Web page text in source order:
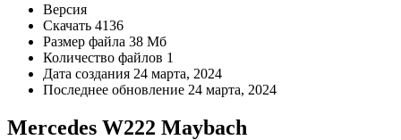
Версия
Скачать 4136
Размер файла 38 Мб
Количество файлов 1
Дата создания 24 марта, 2024
Последнее обновление 24 марта, 2024
Mercedes W222 Maybach